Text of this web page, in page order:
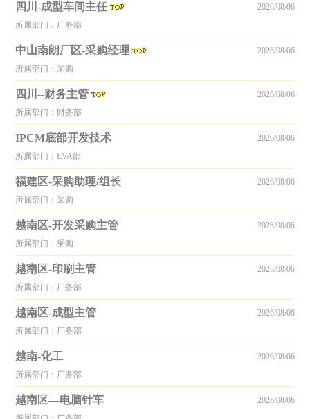
四川-成型车间主任
所属部门：厂务部
2026/08/06
中山南朗厂区-采购经理
所属部门：采购
2026/08/06
四川--财务主管
所属部门：财务部
2026/08/06
IPCM底部开发技术
所属部门：EVA部
2026/08/06
福建区-采购助理/组长
所属部门：采购
2026/08/06
越南区-开发采购主管
所属部门：采购
2026/08/06
越南区-印刷主管
所属部门：厂务部
2026/08/06
越南区-成型主管
所属部门：厂务部
2026/08/06
越南-化工
所属部门：厂务部
2026/08/06
越南区—电脑针车 2026/08/06